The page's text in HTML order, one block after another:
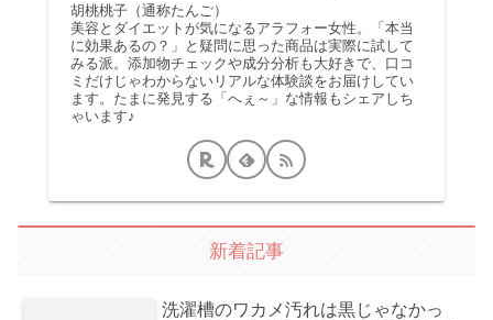
胡桃桃子（通称たんご）
美容とダイエットが気になるアラフォー女性。「本当
に効果あるの？」と疑問に思った商品は実際に試して
みる派。添加物チェックや成分分析も大好きで、口コ
ミだけじゃわからないリアルな体験談をお届けしてい
ます。たまに発見する「へぇ～」な情報もシェアしち
ゃいます♪
新着記事
洗濯槽のワカメ汚れは黒じゃなかっ